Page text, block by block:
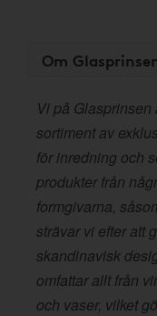
Om
Vi på Glasprinsen
sortiment av
för inredning och
produkter från
formgivarna,
strävar vi efter att
skandinavisk
omfattar allt från
och vaser, vilket